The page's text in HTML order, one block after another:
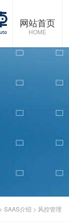
网站首页
HOME
> SAAS介绍 > 风控管理